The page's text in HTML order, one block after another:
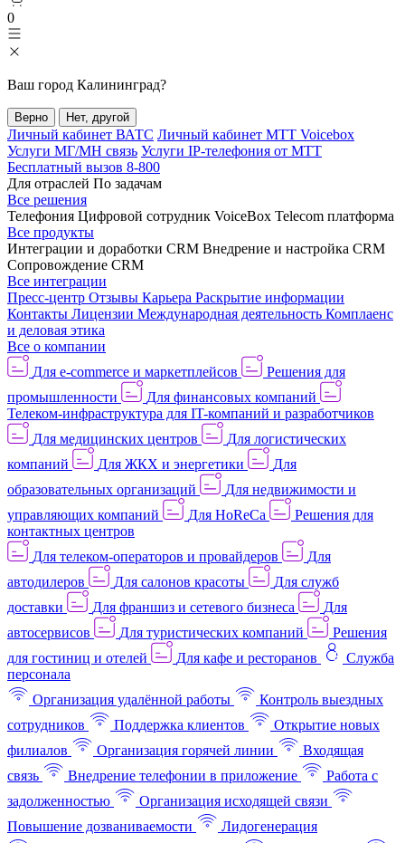
0
Ваш город Калининград?
Верно Нет, другой
Личный кабинет ВАТС Личный кабинет МТТ Voicebox
Услуги МГ/МН связь Услуги IP-телефония от МТТ
Бесплатный вызов 8-800
Для отраслей По задачам
Все решения
Телефония Цифровой сотрудник VoiceBox Telecom платформа
Все продукты
Интеграции и доработки CRM Внедрение и настройка CRM
Сопровождение CRM
Все интеграции
Пресс-центр Отзывы Карьера Раскрытие информации
Контакты Лицензии Международная деятельность Комплаенс
и деловая этика
Все о компании
Для e-commerce и маркетплейсов
Решения для
промышленности
Для финансовых компаний
Телеком-инфраструктура для IT-компаний и разработчиков
Для медицинских центров
Для логистических
компаний
Для ЖКХ и энергетики
Для
образовательных организаций
Для недвижимости и
управляющих компаний
Для HoReCa
Решения для
контактных центров
Для телеком-операторов и провайдеров
Для
автодилеров
Для салонов красоты
Для служб
доставки
Для франшиз и сетевого бизнеса
Для
автосервисов
Для туристических компаний
Решения
для гостиниц и отелей
Для кафе и ресторанов
Служба
персонала
Организация удалённой работы
Контроль выездных
сотрудников
Поддержка клиентов
Открытие новых
филиалов
Организация горячей линии
Входящая
связь
Внедрение телефонии в приложение
Работа с
задолженностью
Организация исходящей связи
Повышение дозваниваемости
Лидогенерация